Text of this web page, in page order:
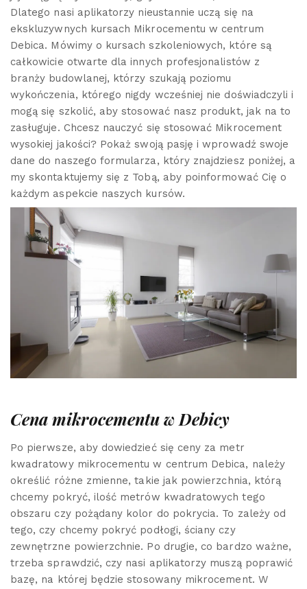
Dlatego nasi aplikatorzy nieustannie uczą się na
ekskluzywnych kursach Mikrocementu w centrum
Debica. Mówimy o kursach szkoleniowych, które są
całkowicie otwarte dla innych profesjonalistów z
branży budowlanej, którzy szukają poziomu
wykończenia, którego nigdy wcześniej nie doświadczyli i
mogą się szkolić, aby stosować nasz produkt, jak na to
zasługuje. Chcesz nauczyć się stosować Mikrocement
wysokiej jakości? Pokaż swoją pasję i wprowadź swoje
dane do naszego formularza, który znajdziesz poniżej, a
my skontaktujemy się z Tobą, aby poinformować Cię o
każdym aspekcie naszych kursów.
Cena mikrocementu w Debicy
Po pierwsze, aby dowiedzieć się ceny za metr
kwadratowy mikrocementu w centrum Debica, należy
określić różne zmienne, takie jak powierzchnia, którą
chcemy pokryć, ilość metrów kwadratowych tego
obszaru czy pożądany kolor do pokrycia. To zależy od
tego, czy chcemy pokryć podłogi, ściany czy
zewnętrzne powierzchnie. Po drugie, co bardzo ważne,
trzeba sprawdzić, czy nasi aplikatorzy muszą poprawić
bazę, na której będzie stosowany mikrocement. W